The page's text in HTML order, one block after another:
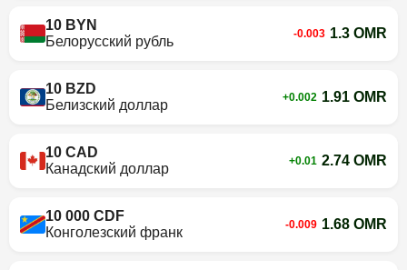
10 BYN
Белорусский рубль
-0.003 1.3 OMR
10 BZD
Белизский доллар
+0.002 1.91 OMR
10 CAD
Канадский доллар
+0.01 2.74 OMR
10 000 CDF
Конголезский франк
-0.009 1.68 OMR